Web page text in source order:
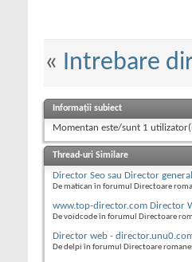
« Intrebare
Informații subiect
Momentan este/sunt 1
Thread-uri Similare
Director Seo sau Director
De matican în forumul Directoare
www.top-director.com Director
De voidcode în forumul Directoare
Director web -
De delpi în forumul Directoare